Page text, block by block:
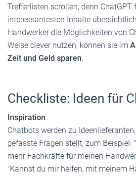
Trefferlisten scrollen, denn ChatGPT
interessantesten Inhalte
Handwerker die Möglichkeiten von
Weise clever nutzen, können sie im
Zeit und Geld sparen.
Checkliste: Ideen für
Inspiration
Chatbots werden zu
gefasste Fragen stellt, zum Beispiel:
mehr Fachkräfte für meinen
"Kannst du mir helfen, mit meinem